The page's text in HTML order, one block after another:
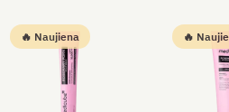
🔥 Naujiena 🔥